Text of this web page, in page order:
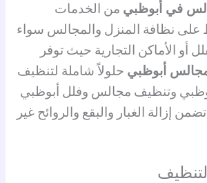
في أبوظبي من الخدمات
على نظافة المنزل والمجالس سواء
أو الأماكن التجارية حيث توفر
أبوظبي حلولاً شاملة لتنظيف
وتنظيف مجالس وفلل أبوظبي
إزالة الغبار والبقع والروائح غير